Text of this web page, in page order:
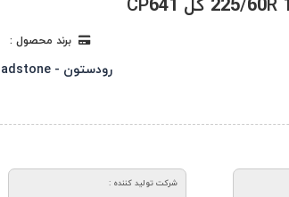
برند محصول :
رودستون - Roadstone
شرکت تولید کننده :